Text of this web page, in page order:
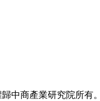
商產業研究院所有